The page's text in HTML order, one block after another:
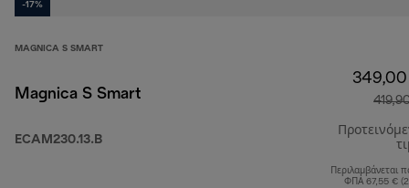
-17%
MAGNICA S SMART
Magnica S Smart
ECAM230.13.B
Περιλαμβάνεται
ΦΠΑ 67,55 €